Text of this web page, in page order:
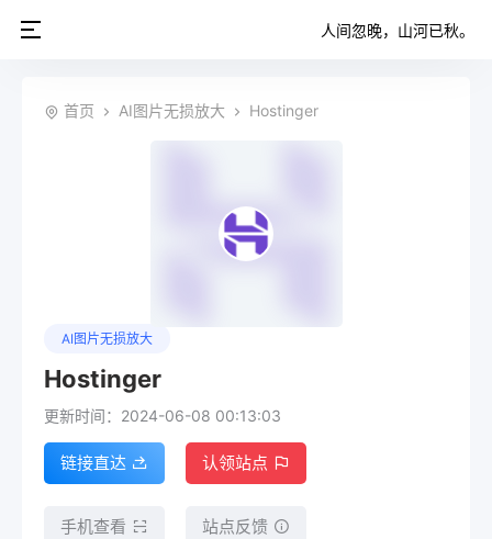
人间忽晚，山河已秋。
首页 AI图片无损放大 Hostinger
AI图片无损放大
Hostinger
更新时间：2024-06-08 00:13:03
链接直达 认领站点
手机查看 站点反馈